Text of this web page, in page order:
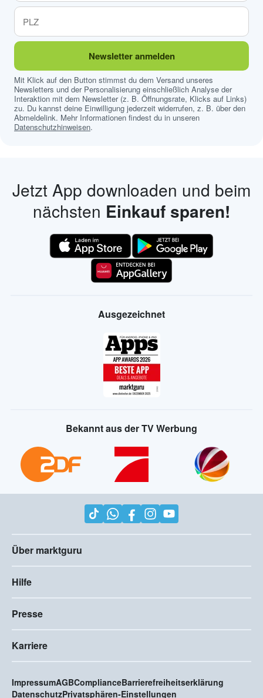
Newsletter anmelden
Mit Klick auf den Button stimmst du dem Versand unseres
Newsletters und der Personalisierung einschließlich Analyse der
Interaktion mit dem Newsletter (z. B. Öffnungsrate, Klicks auf Links)
zu. Du kannst deine Einwilligung jederzeit widerrufen, z. B. über den
Abmeldelink. Mehr Informationen findest du in unseren
Datenschutzhinweisen.
Jetzt App downloaden und beim
nächsten Einkauf sparen!
Ausgezeichnet
Bekannt aus der TV Werbung
Über marktguru
Hilfe
Presse
Karriere
ImpressumAGBComplianceBarrierefreiheitserklärung
DatenschutzPrivatsphären-Einstellungen